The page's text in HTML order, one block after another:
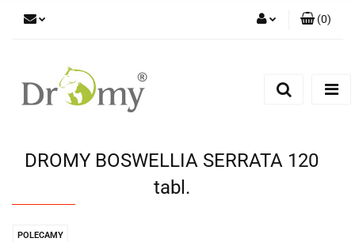
(0)
DROMY BOSWELLIA SERRATA 120
tabl.
POLECAMY